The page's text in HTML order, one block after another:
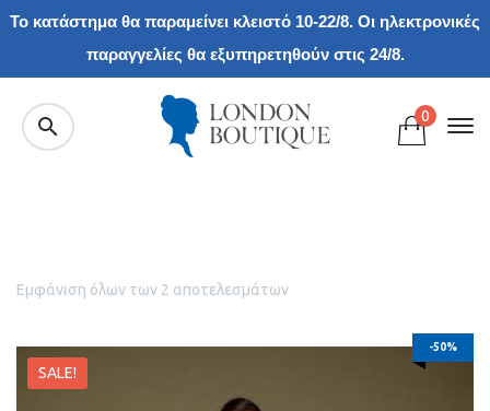
Το κατάστημα θα παραμείνει κλειστό 10-22/8. Οι ηλεκτρονικές
παραγγελίες θα εξυπηρετηθούν στις 24/8.
0
Εμφάνιση όλων των 2 αποτελεσμάτων
-50%
SALE!